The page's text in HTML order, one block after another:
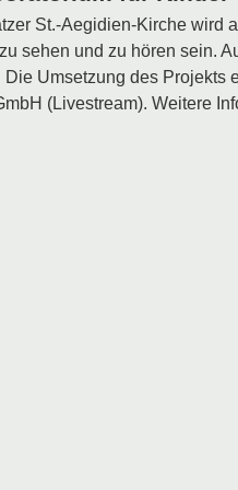
St.-Aegidien-Kirche wird
sehen und zu hören sein.
Umsetzung des Projekts
(Livestream). Weitere